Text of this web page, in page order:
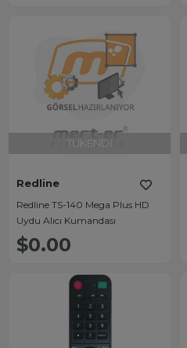
TÜKENDI
Redline
Redline TS-140 Mega Plus HD
Uydu Alıcı Kumandası
$0.00